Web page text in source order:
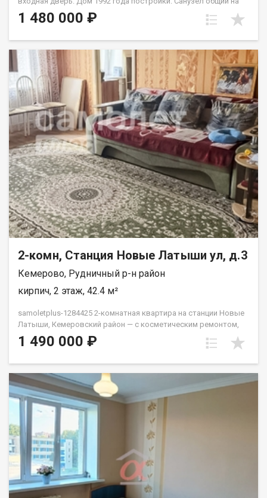
этаже, рядом с комнатой при желании можно провести.
Счетчик в комнате. Рядом с домом находятся детские сады,
1 480 000 ₽
2-комн, Станция Новые Латыши ул, д.3
Кемерово, Рудничный р-н район
кирпич, 2 этаж, 42.4 м²
samoletplus-1284425 2-комнатная квартира на станции Новые
Латыши, Кемеровский район — с косметическим ремонтом,
заезжайте и живите. Звука поездов в квартире не слышно.
Просторные комнаты, удобная планировка, большая
автобус доставляет детей до школы. Цена обсуждаема. АН
«Самолёт Плюс» на рынке недвижимости Кемерово с 2010
года.Полное сопровождение сделки.Гарантия юридической
чистоты сделки.Звоните с 9:00 до 21:00 — ответим на
вопросы и организуем просмотр! Еленец Юлия
1 490 000 ₽